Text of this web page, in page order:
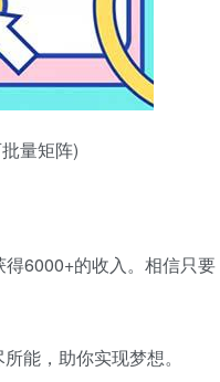
量矩阵)
6000+的收入。相信只要
能，助你实现梦想。